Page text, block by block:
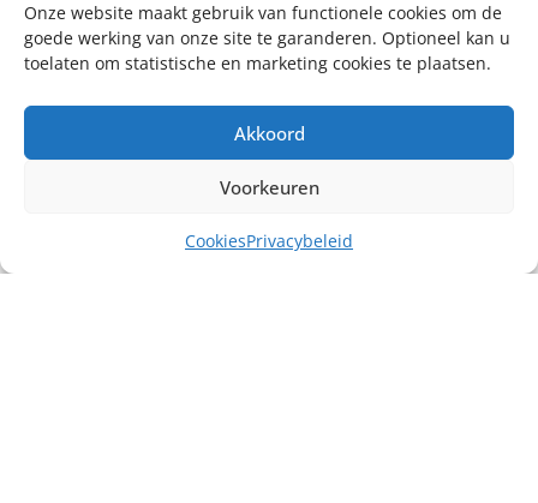
Onze website maakt gebruik van functionele cookies om de
goede werking van onze site te garanderen. Optioneel kan u
toelaten om statistische en marketing cookies te plaatsen.
Akkoord
Voorkeuren
CookiesPrivacybeleid